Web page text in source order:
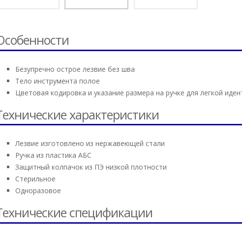
Безупречно острое лезвие без шва
Тело инструмента полое
Цветовая кодировка и указание размера на ручке для легкой
характеристики
Лезвие изготовлено из нержавеющей стали
Ручка из пластика АБС
Защитный колпачок из ПЭ низкой плотности
Стерильное
Одноразовое
спецификации